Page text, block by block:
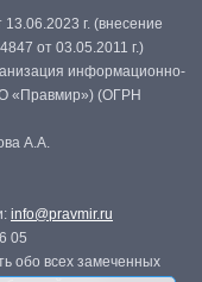
г. (внесение
от 03.05.2011 г.)
информационно-
«Правмир») (ОГРН
А.А.
info@pravmir.ru
05
обо всех замеченных